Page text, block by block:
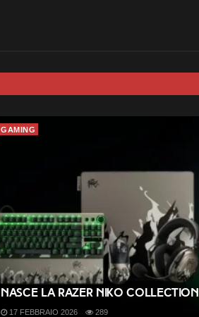
GAMING
Nasce la Razer NiKo Collection
17 FEBBRAIO 2026 289